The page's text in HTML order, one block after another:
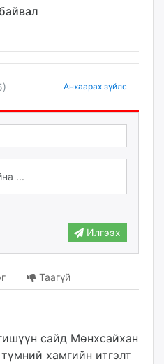
Анхаарах зүйлс
Илгээх
Таагүй
сайд Мөнхсайхан
хамгийн итгэлт